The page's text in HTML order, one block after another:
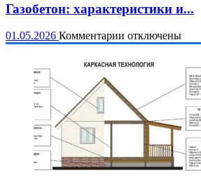
Газобетон: характеристики и...
01.05.2026 Комментарии к
записи
Газобетон:
характеристики
преимущества
отключены